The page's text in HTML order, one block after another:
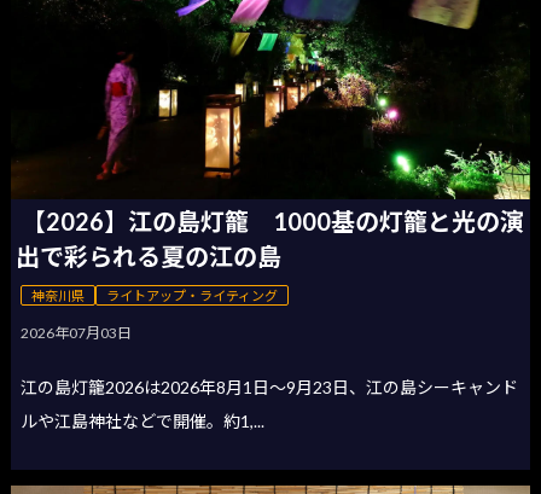
【2026】江の島灯籠 1000基の灯籠と光の演
出で彩られる夏の江の島
神奈川県 ライトアップ・ライティング
2026年07月03日
江の島灯籠2026は2026年8月1日〜9月23日、江の島シーキャンド
ルや江島神社などで開催。約1,...